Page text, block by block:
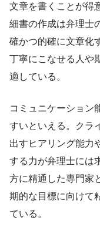
文章を書くことが得
細書の作成は弁理士
確かつ的確に文章化
丁寧にこなせる人や
適している。
コミュニケーション
すいといえる。クラ
出すヒアリング能力
する力が弁理士には
方に精通した専門家
期的な目標に向けて
ている。